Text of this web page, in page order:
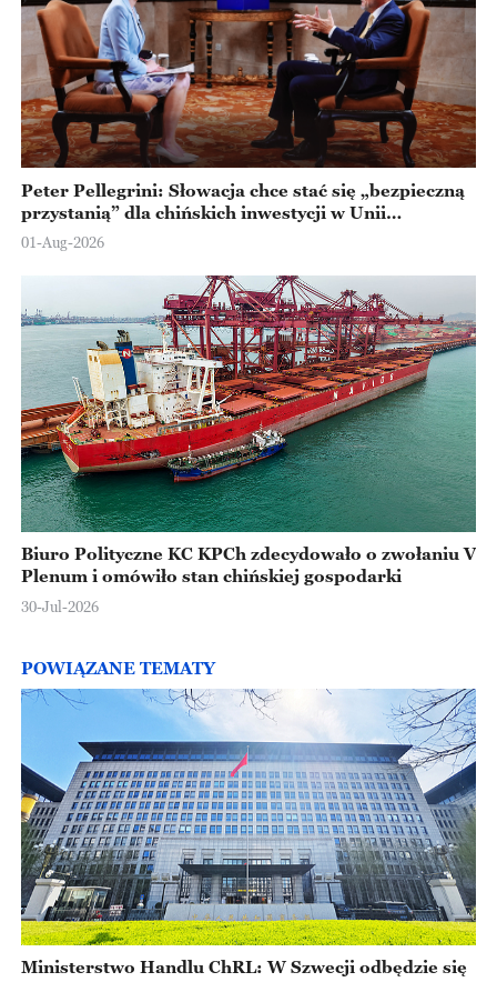
Peter Pellegrini: Słowacja chce stać się „bezpieczną
przystanią” dla chińskich inwestycji w Unii
Europejskiej
01-Aug-2026
Biuro Polityczne KC KPCh zdecydowało o zwołaniu V
Plenum i omówiło stan chińskiej gospodarki
30-Jul-2026
POWIĄZANE TEMATY
Ministerstwo Handlu ChRL: W Szwecji odbędzie się